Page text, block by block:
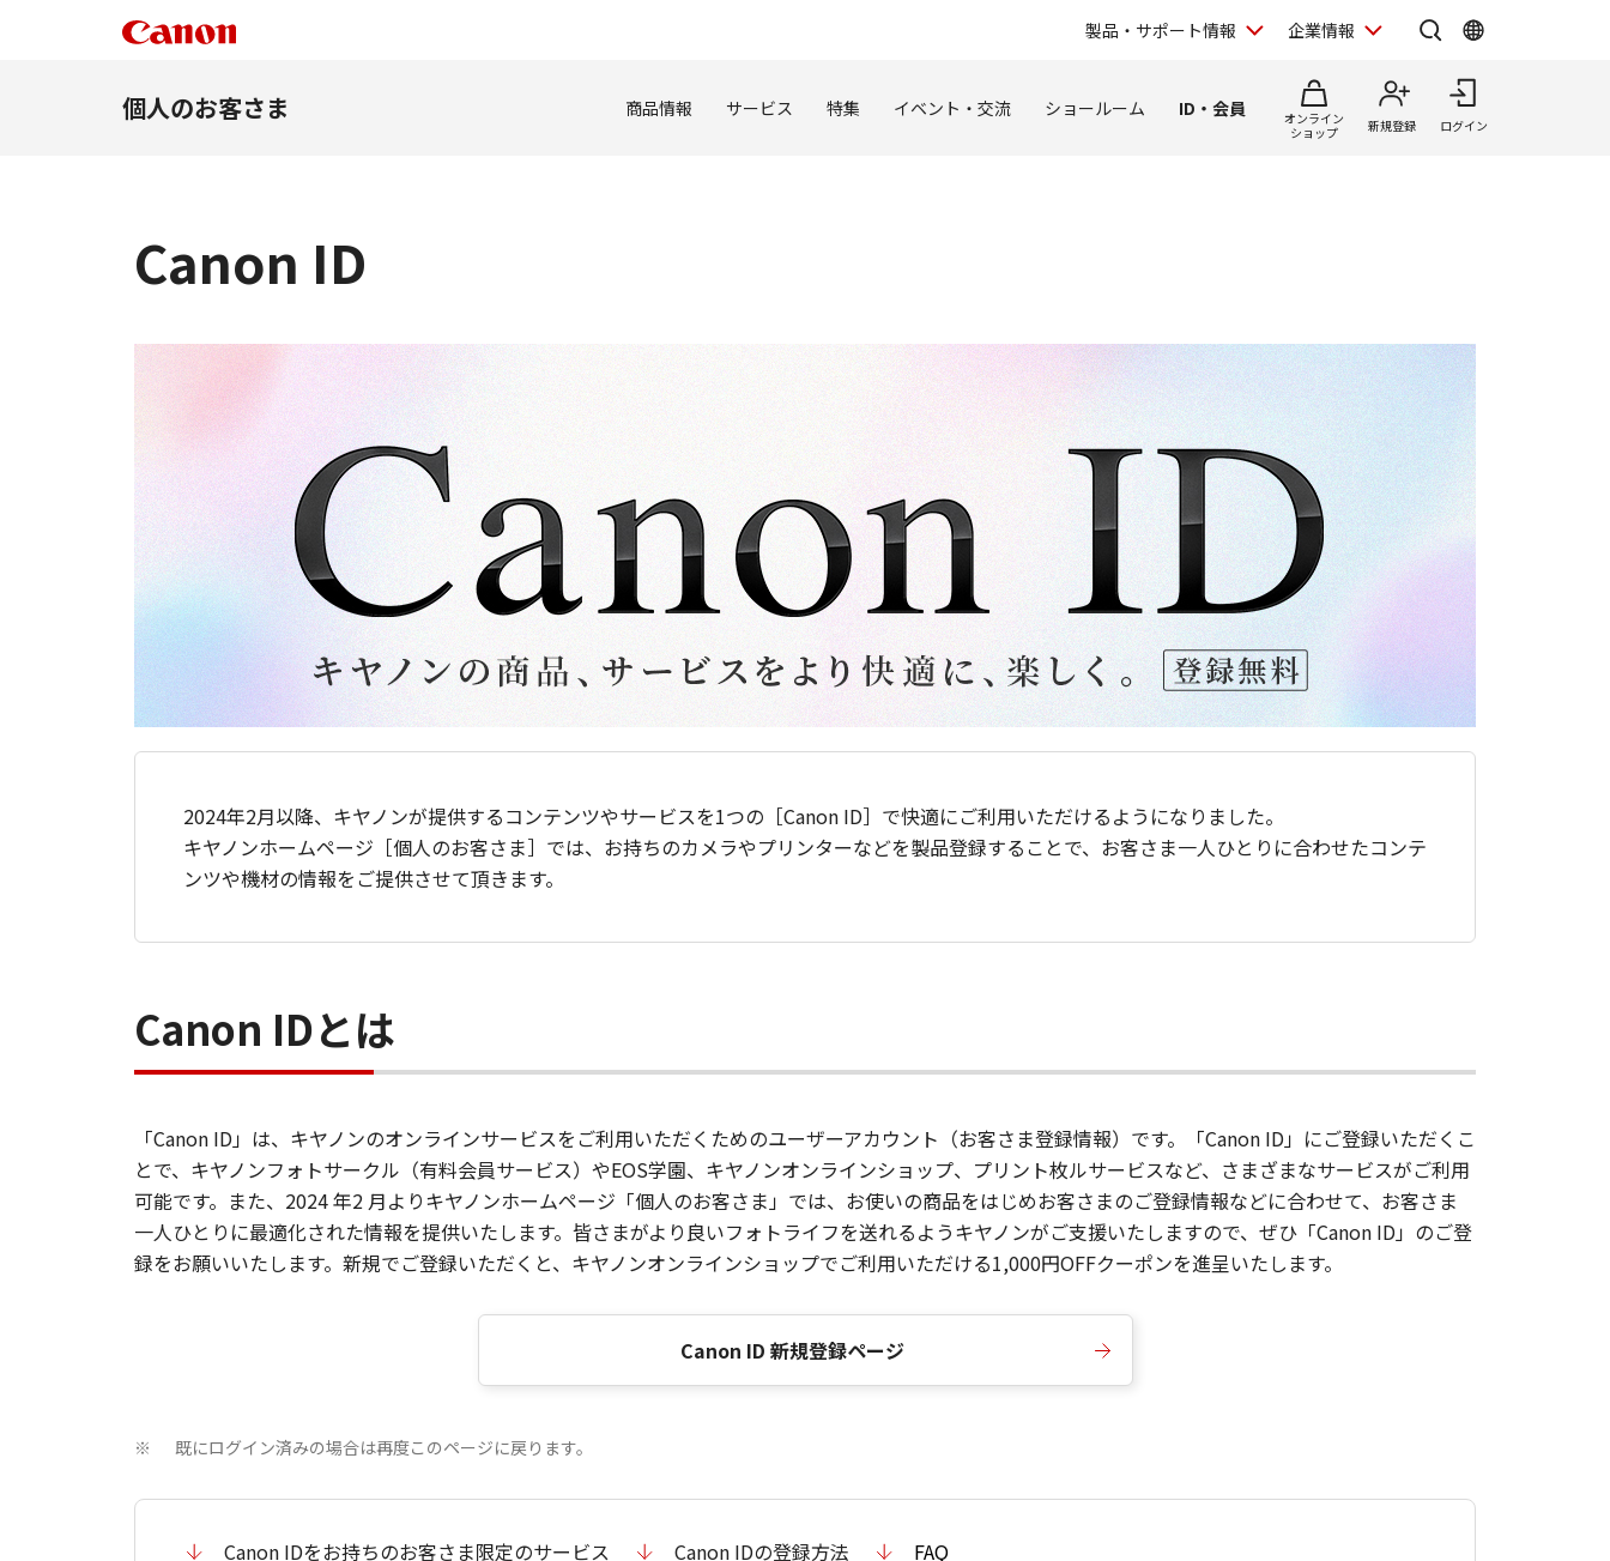
製品・サポート情報 企業情報
個人のお客さま 商品情報 サービス 特集 イベント・交流 ショールーム ID・会員
オンライン
ショップ
新規登録 ログイン
Canon ID
2024年2月以降、キヤノンが提供するコンテンツやサービスを1つの［Canon ID］で快適にご利用いただけるようになりました。
キヤノンホームページ［個人のお客さま］では、お持ちのカメラやプリンターなどを製品登録することで、お客さま一人ひとりに合わせたコンテ
ンツや機材の情報をご提供させて頂きます。
Canon IDとは
「Canon ID」は、キヤノンのオンラインサービスをご利用いただくためのユーザーアカウント（お客さま登録情報）です。「Canon ID」にご登録いただくこ
とで、キヤノンフォトサークル（有料会員サービス）やEOS学園、キヤノンオンラインショップ、プリント枚ルサービスなど、さまざまなサービスがご利用
可能です。また、2024 年2 月よりキヤノンホームページ「個人のお客さま」では、お使いの商品をはじめお客さまのご登録情報などに合わせて、お客さま
一人ひとりに最適化された情報を提供いたします。皆さまがより良いフォトライフを送れるようキヤノンがご支援いたしますので、ぜひ「Canon ID」のご登
録をお願いいたします。新規でご登録いただくと、キヤノンオンラインショップでご利用いただける1,000円OFFクーポンを進呈いたします。
Canon ID 新規登録ページ
※ 既にログイン済みの場合は再度このページに戻ります。
Canon IDをお持ちのお客さま限定のサービス Canon IDの登録方法 FAQ